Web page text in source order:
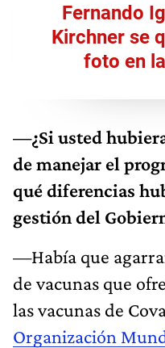
Fernando
Kirchner se
foto en
—¿Si usted
de manejar el
qué diferencias
gestión del
—Había que
de vacunas que
las vacunas de
Organización